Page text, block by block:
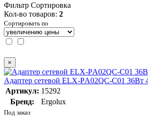
Фильтр Сортировка
Кол-во товаров: 2
Сортировать по
×
Адаптер сетевой ELX-РA02QC-C01
Артикул: 15292
Бренд:
Ergolux
Под заказ